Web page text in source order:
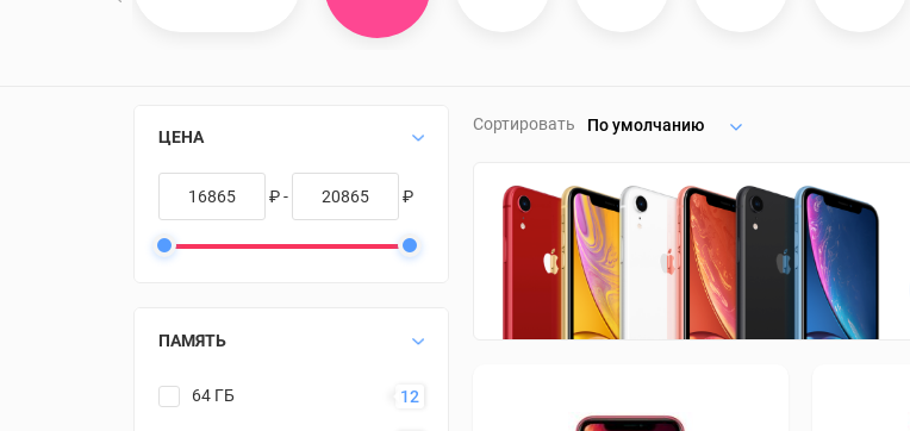
ЦЕНА
₽ - ₽
ПАМЯТЬ
64 ГБ 12
Сортировать По умолчанию